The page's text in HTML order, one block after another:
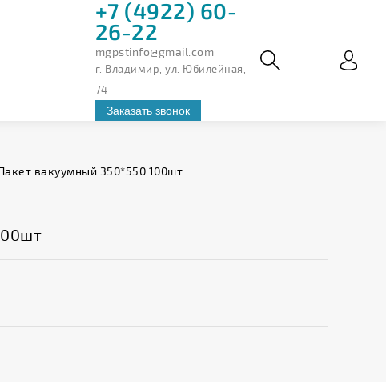
+7 (4922) 60-
26-22
mgpstinfo@gmail.com
г. Владимир, ул. Юбилейная,
74
Заказать звонок
вакуумный 350*550 100шт